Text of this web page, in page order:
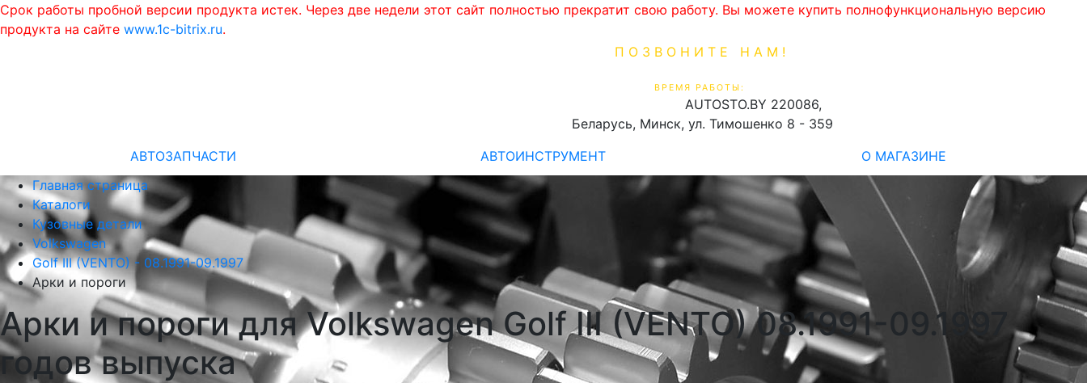
Срок работы пробной версии продукта истек. Через две недели этот сайт полностью прекратит свою работу. Вы можете купить полнофункциональную версию
продукта на сайте www.1c-bitrix.ru.
ПОЗВОНИТЕ НАМ!
ВРЕМЯ РАБОТЫ:
AUTOSTO.BY 220086,
Беларусь, Минск, ул. Тимошенко 8 - 359
АВТОЗАПЧАСТИ АВТОИНСТРУМЕНТ
О МАГАЗИНЕ
Главная страница
Каталоги
Кузовные детали
Volkswagen
Golf III (VENTO) - 08.1991-09.1997
Арки и пороги
Арки и пороги для Volkswagen Golf III (VENTO) 08.1991-09.1997
годов выпуска